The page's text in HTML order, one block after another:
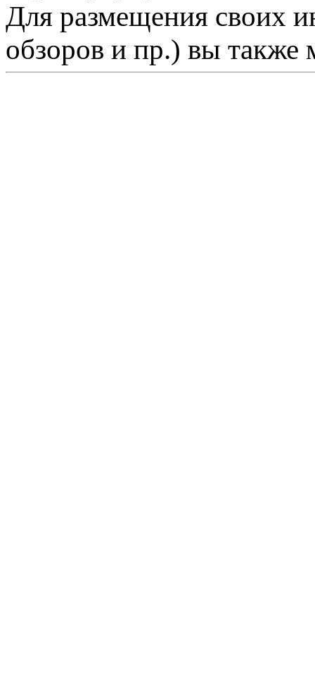
Для размещения своих
обзоров и пр.) вы также